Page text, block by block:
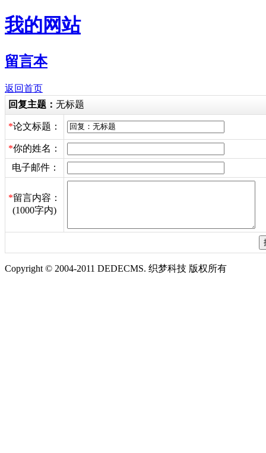
我的网站
留言本
返回首页
回复主题： 无标题
*论文标题：
*你的姓名：
电子邮件：
*留言内容：
(1000字内)
Copyright © 2004-2011 DEDECMS. 织梦科技 版权所有